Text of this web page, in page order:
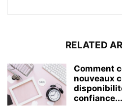
RELATED
Comment
nouveaux
confiance...